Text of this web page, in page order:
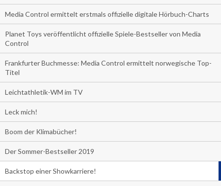
Media Control ermittelt erstmals offizielle digitale Hörbuch-Charts
Planet Toys veröffentlicht offizielle Spiele-Bestseller von Media
Control
Frankfurter Buchmesse: Media Control ermittelt norwegische Top-
Titel
Leichtathletik-WM im TV
Leck mich!
Boom der Klimabücher!
Der Sommer-Bestseller 2019
Backstop einer Showkarriere!